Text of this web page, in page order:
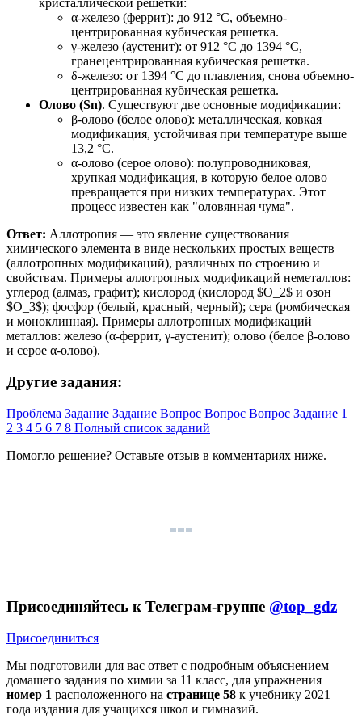
кристаллической решетки:
α-железо (феррит): до 912 °C, объемно-
центрированная кубическая решетка.
γ-железо (аустенит): от 912 °C до 1394 °C,
гранецентрированная кубическая решетка.
δ-железо: от 1394 °C до плавления, снова объемно-
центрированная кубическая решетка.
Олово (Sn). Существуют две основные модификации:
β-олово (белое олово): металлическая, ковкая
модификация, устойчивая при температуре выше
13,2 °C.
α-олово (серое олово): полупроводниковая,
хрупкая модификация, в которую белое олово
превращается при низких температурах. Этот
процесс известен как "оловянная чума".
Ответ: Аллотропия — это явление существования
химического элемента в виде нескольких простых веществ
(аллотропных модификаций), различных по строению и
свойствам. Примеры аллотропных модификаций неметаллов:
углерод (алмаз, графит); кислород (кислород $O_2$ и озон
$O_3$); фосфор (белый, красный, черный); сера (ромбическая
и моноклинная). Примеры аллотропных модификаций
металлов: железо (α-феррит, γ-аустенит); олово (белое β-олово
и серое α-олово).
Другие задания:
Проблема Задание Задание Вопрос Вопрос Вопрос Задание 1
2 3 4 5 6 7 8 Полный список заданий
Помогло решение? Оставьте отзыв в комментариях ниже.
Присоединяйтесь к Телеграм-группе @top_gdz
Присоединиться
Мы подготовили для вас ответ c подробным объяснением
домашего задания по химии за 11 класс, для упражнения
номер 1 расположенного на странице 58 к учебнику 2021
года издания для учащихся школ и гимназий.